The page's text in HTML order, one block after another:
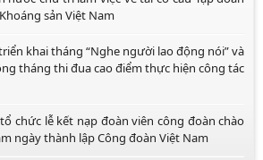
sản Việt Nam
khai tháng “Nghe người lao động nói” và
tháng thi đua cao điểm thực hiện công tác
chức lễ kết nạp đoàn viên công đoàn chào
ngày thành lập Công đoàn Việt Nam